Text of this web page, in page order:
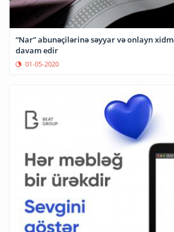
“Nar” abunəçilərinə səyyar və onlayn
davam edir
01-05-2020